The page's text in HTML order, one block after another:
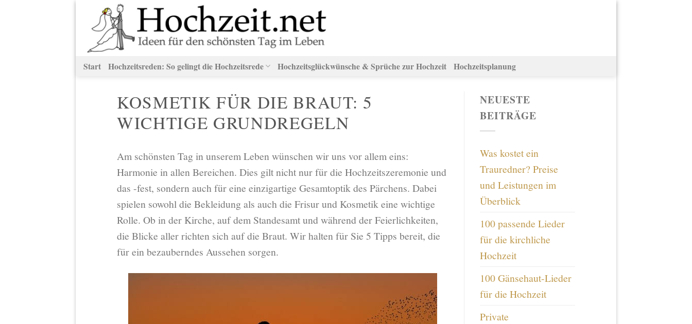
Inhalt
springen
Start Hochzeitsreden: So gelingt die Hochzeitsrede Hochzeitsglückwünsche & Sprüche zur Hochzeit Hochzeitsplanung
KOSMETIK FÜR DIE BRAUT: 5
WICHTIGE GRUNDREGELN
Am schönsten Tag in unserem Leben wünschen wir uns vor allem eins:
Harmonie in allen Bereichen. Dies gilt nicht nur für die Hochzeitszeremonie und
das -fest, sondern auch für eine einzigartige Gesamtoptik des Pärchens. Dabei
spielen sowohl die Bekleidung als auch die Frisur und Kosmetik eine wichtige
Rolle. Ob in der Kirche, auf dem Standesamt und während der Feierlichkeiten,
die Blicke aller richten sich auf die Braut. Wir halten für Sie 5 Tipps bereit, die
für ein bezauberndes Aussehen sorgen.
NEUESTE
BEITRÄGE
Was kostet ein
Trauredner? Preise
und Leistungen im
Überblick
100 passende Lieder
für die kirchliche
Hochzeit
100 Gänsehaut-Lieder
für die Hochzeit
Private